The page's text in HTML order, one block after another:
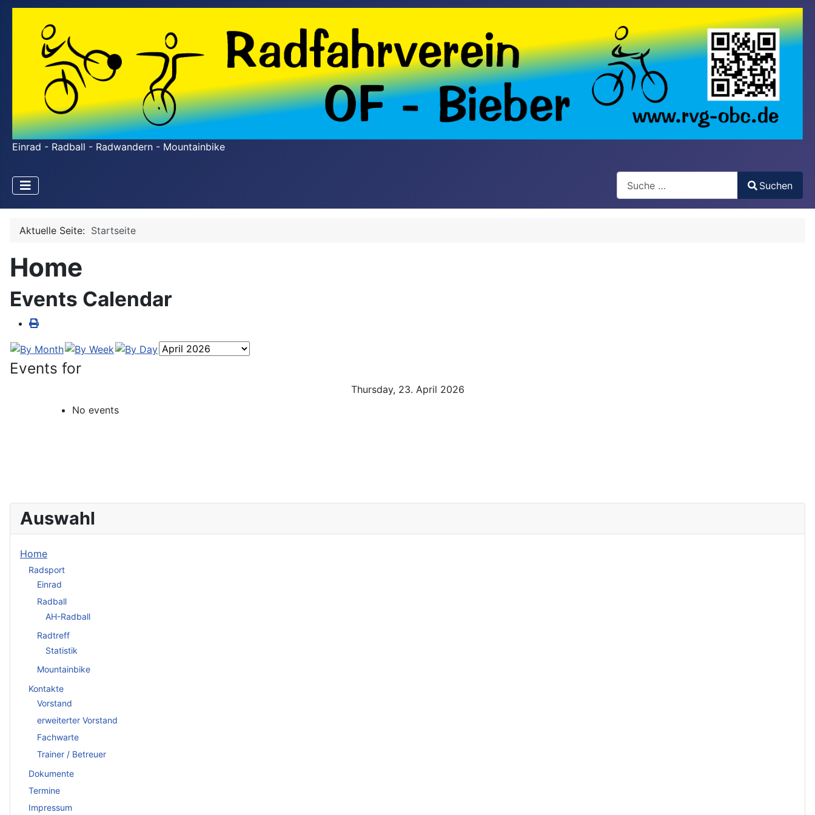
Einrad - Radball - Radwandern - Mountainbike
Type 2 or more characters for results.
Suchen
Aktuelle Seite: Startseite
Home
Events Calendar
Events for
Thursday, 23. April 2026
No events
Auswahl
Home
Radsport
Einrad
Radball
AH-Radball
Radtreff
Statistik
Mountainbike
Kontakte
Vorstand
erweiterter Vorstand
Fachwarte
Trainer / Betreuer
Dokumente
Termine
Impressum